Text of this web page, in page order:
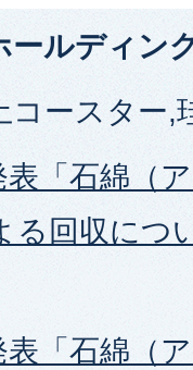
ールディン
コースター
「石綿（
る回収につ
「石綿（